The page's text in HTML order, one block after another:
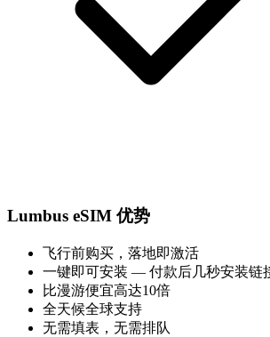
Lumbus eSIM 优势
飞行前购买，落地即激活
一键即可安装 — 付款后几秒安装链
比漫游便宜高达10倍
全天候全球支持
无需填表，无需排队